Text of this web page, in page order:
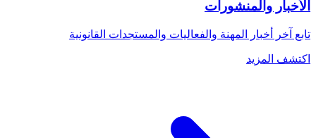
الأخبار والمنشورات
تابع آخر أخبار المهنة والفعاليات والمستجدات القانونية
اكتشف المزيد